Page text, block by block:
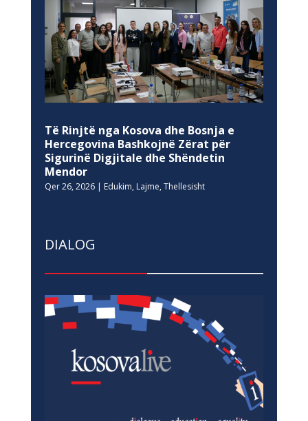
Të Rinjtë nga Kosova dhe Bosnja e
Hercegovina Bashkojnë Zërat për
Sigurinë Digjitale dhe Shëndetin
Mendor
Qer 26, 2026| Edukim, Lajme, Thellesisht
DIALOG